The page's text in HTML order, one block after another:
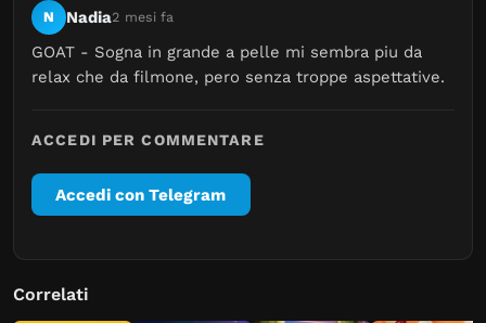
N Nadia2 mesi fa
GOAT - Sogna in grande a pelle mi sembra piu da
relax che da filmone, pero senza troppe aspettative.
ACCEDI PER COMMENTARE
Accedi con Telegram
Correlati